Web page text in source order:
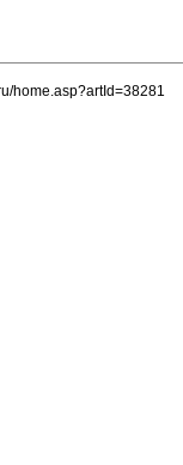
home.asp?artId=38281